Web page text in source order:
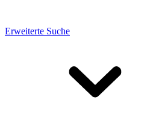
Erweiterte Suche